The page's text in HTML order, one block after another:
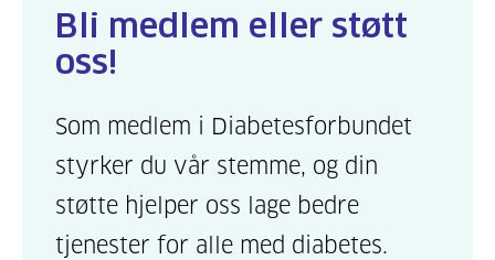
Bli medlem eller støtt
oss!
Som medlem i Diabetesforbundet
styrker du vår stemme, og din
støtte hjelper oss lage bedre
tjenester for alle med diabetes.